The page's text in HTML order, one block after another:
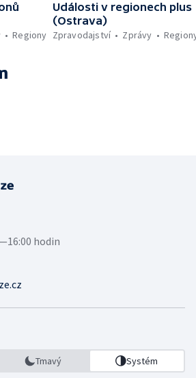
Regiony
Události v regionech plus
(Ostrava)
Zpravodajství
Zprávy
hodin
Tmavý Systém